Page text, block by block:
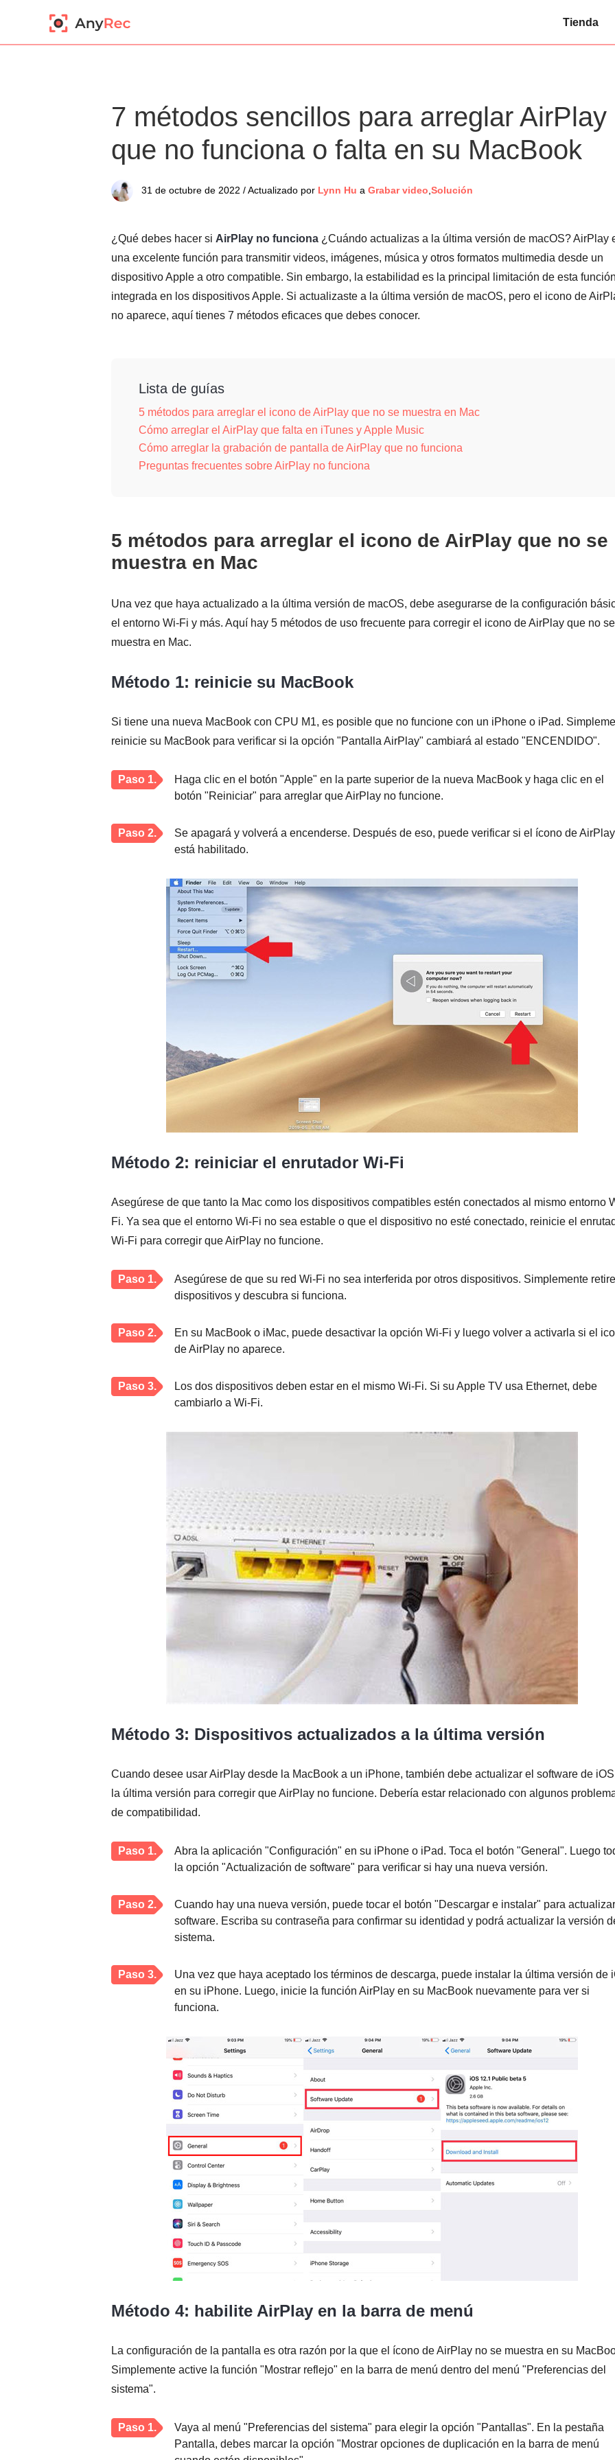
Tienda
7 métodos sencillos para arreglar AirPlay
que no funciona o falta en su MacBook
31 de octubre de 2022 / Actualizado por Lynn Hu a Grabar video,Solución
¿Qué debes hacer si AirPlay no funciona ¿Cuándo actualizas a la última versión de macOS? AirPlay
una excelente función para transmitir videos, imágenes, música y otros formatos multimedia desde un
dispositivo Apple a otro compatible. Sin embargo, la estabilidad es la principal limitación de esta
integrada en los dispositivos Apple. Si actualizaste a la última versión de macOS, pero el icono de
no aparece, aquí tienes 7 métodos eficaces que debes conocer.
Lista de guías
5 métodos para arreglar el icono de AirPlay que no se muestra en Mac
Cómo arreglar el AirPlay que falta en iTunes y Apple Music
Cómo arreglar la grabación de pantalla de AirPlay que no funciona
Preguntas frecuentes sobre AirPlay no funciona
5 métodos para arreglar el icono de AirPlay que no se
muestra en Mac
Una vez que haya actualizado a la última versión de macOS, debe asegurarse de la configuración
el entorno Wi-Fi y más. Aquí hay 5 métodos de uso frecuente para corregir el icono de AirPlay que no se
muestra en Mac.
Método 1: reinicie su MacBook
Si tiene una nueva MacBook con CPU M1, es posible que no funcione con un iPhone o iPad.
reinicie su MacBook para verificar si la opción "Pantalla AirPlay" cambiará al estado "ENCENDIDO".
Paso 1.
Haga clic en el botón "Apple" en la parte superior de la nueva MacBook y haga clic en el
botón "Reiniciar" para arreglar que AirPlay no funcione.
Paso 2.
Se apagará y volverá a encenderse. Después de eso, puede verificar si el ícono de AirPlay
está habilitado.
Método 2: reiniciar el enrutador Wi-Fi
Asegúrese de que tanto la Mac como los dispositivos compatibles estén conectados al mismo entorno
Fi. Ya sea que el entorno Wi-Fi no sea estable o que el dispositivo no esté conectado, reinicie el
Wi-Fi para corregir que AirPlay no funcione.
Paso 1.
Asegúrese de que su red Wi-Fi no sea interferida por otros dispositivos. Simplemente
dispositivos y descubra si funciona.
Paso 2.
En su MacBook o iMac, puede desactivar la opción Wi-Fi y luego volver a activarla si el
de AirPlay no aparece.
Paso 3.
Los dos dispositivos deben estar en el mismo Wi-Fi. Si su Apple TV usa Ethernet, debe
cambiarlo a Wi-Fi.
Método 3: Dispositivos actualizados a la última versión
Cuando desee usar AirPlay desde la MacBook a un iPhone, también debe actualizar el software de
la última versión para corregir que AirPlay no funcione. Debería estar relacionado con algunos
de compatibilidad.
Paso 1.
Abra la aplicación "Configuración" en su iPhone o iPad. Toca el botón "General". Luego
la opción "Actualización de software" para verificar si hay una nueva versión.
Paso 2.
Cuando hay una nueva versión, puede tocar el botón "Descargar e instalar" para
software. Escriba su contraseña para confirmar su identidad y podrá actualizar la versión
sistema.
Paso 3.
Una vez que haya aceptado los términos de descarga, puede instalar la última versión de
en su iPhone. Luego, inicie la función AirPlay en su MacBook nuevamente para ver si
funciona.
Método 4: habilite AirPlay en la barra de menú
La configuración de la pantalla es otra razón por la que el ícono de AirPlay no se muestra en su
Simplemente active la función "Mostrar reflejo" en la barra de menú dentro del menú "Preferencias del
sistema".
Paso 1.
Vaya al menú "Preferencias del sistema" para elegir la opción "Pantallas". En la pestaña
Pantalla, debes marcar la opción "Mostrar opciones de duplicación en la barra de menú